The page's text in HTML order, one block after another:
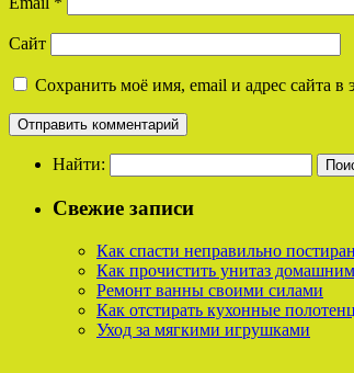
Сайт
Сохранить моё имя, email и адрес сайта
Найти:
Свежие записи
Как спасти неправильно
Как прочистить унитаз
Ремонт ванны своими силами
Как отстирать кухонные
Уход за мягкими игрушками